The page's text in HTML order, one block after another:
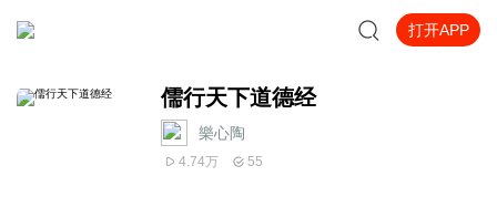
打开APP
儒行天下道德经
樂心陶
4.74万 55